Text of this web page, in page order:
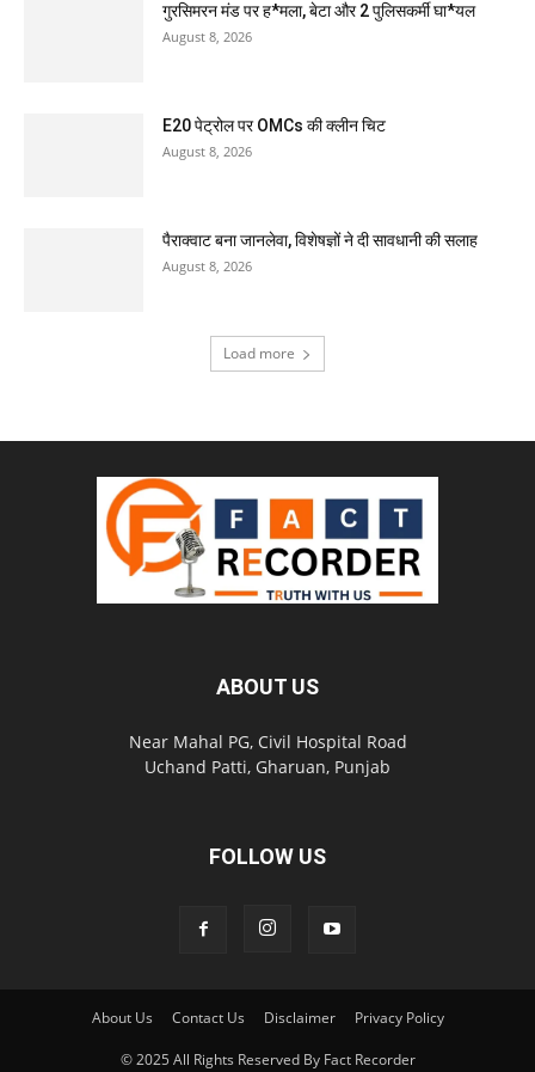
गुरसिमरन मंड पर ह*मला, बेटा और 2 पुलिसकर्मी घा*यल
August 8, 2026
E20 पेट्रोल पर OMCs की क्लीन चिट
August 8, 2026
पैराक्वाट बना जानलेवा, विशेषज्ञों ने दी सावधानी की सलाह
August 8, 2026
Load more
ABOUT US
Near Mahal PG, Civil Hospital Road
Uchand Patti, Gharuan, Punjab
FOLLOW US
About Us Contact Us Disclaimer Privacy Policy
© 2025 All Rights Reserved By Fact Recorder